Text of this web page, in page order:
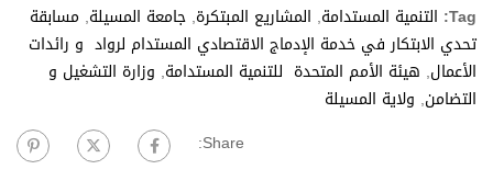
Tag: التنمية المستدامة, المشاريع المبتكرة, جامعة المسيلة, مسابقة
تحدي الابتكار في خدمة الإدماج الاقتصادي المستدام لرواد و رائدات
الأعمال, هيئة الأمم المتحدة للتنمية المستدامة, وزارة التشغيل و
التضامن, ولاية المسيلة
Share: